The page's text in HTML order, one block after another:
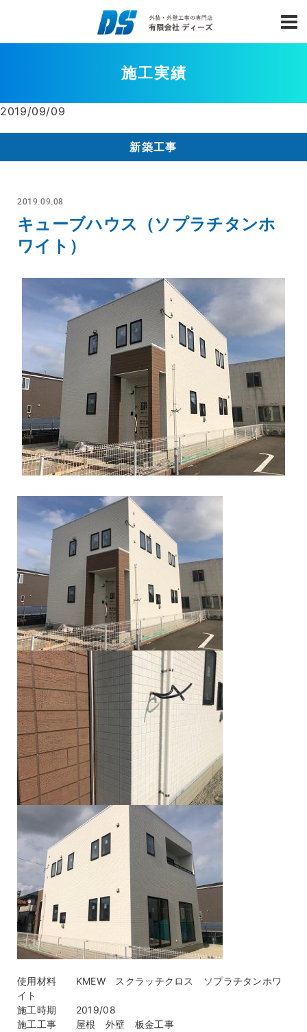
施工実績
2019/09/09
新築工事
2019.09.08
キューブハウス（ソプラチタンホ
ワイト）
使用材料 KMEW スクラッチクロス ソプラチタンホワ
イト
施工時期 2019/08
施工工事 屋根 外壁 板金工事